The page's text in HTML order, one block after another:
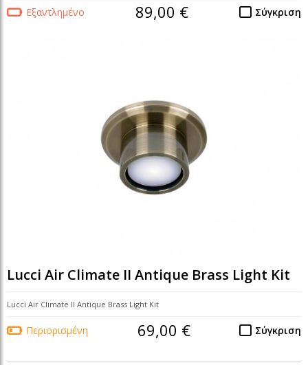
Εξαντλημένο Σύγκριση
89,00 €
Lucci Air Climate II Antique Brass Light Kit
Lucci Air Climate II Antique Brass Light Kit
Περιορισμένη Σύγκριση
69,00 €